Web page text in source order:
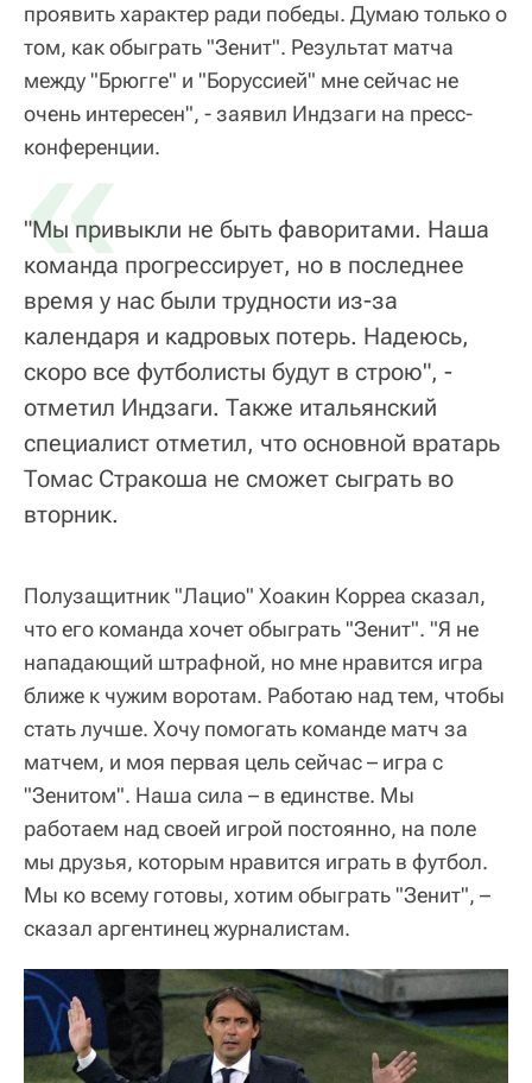
проявить характер ради победы. Думаю только о
том, как обыграть "Зенит". Результат матча
между "Брюгге" и "Боруссией" мне сейчас не
очень интересен", - заявил Индзаги на пресс-
конференции.
«
"Мы привыкли не быть фаворитами. Наша
команда прогрессирует, но в последнее
время у нас были трудности из-за
календаря и кадровых потерь. Надеюсь,
скоро все футболисты будут в строю", -
отметил Индзаги. Также итальянский
специалист отметил, что основной вратарь
Томас Стракоша не сможет сыграть во
вторник.
Полузащитник "Лацио" Хоакин Корреа сказал,
что его команда хочет обыграть "Зенит". "Я не
нападающий штрафной, но мне нравится игра
ближе к чужим воротам. Работаю над тем, чтобы
стать лучше. Хочу помогать команде матч за
матчем, и моя первая цель сейчас – игра с
"Зенитом". Наша сила – в единстве. Мы
работаем над своей игрой постоянно, на поле
мы друзья, которым нравится играть в футбол.
Мы ко всему готовы, хотим обыграть "Зенит", –
сказал аргентинец журналистам.